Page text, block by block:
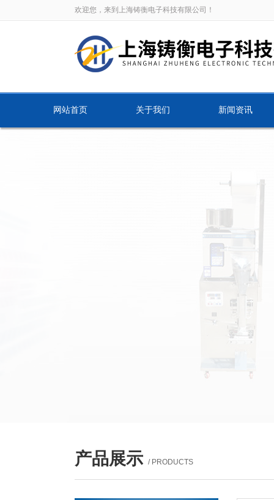
欢迎您，来到上海铸衡电子科技有限公司！
网站首页 关于我们 新闻资讯
产品展示 / PRODUCTS